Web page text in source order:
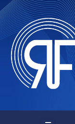
Skip
to
content